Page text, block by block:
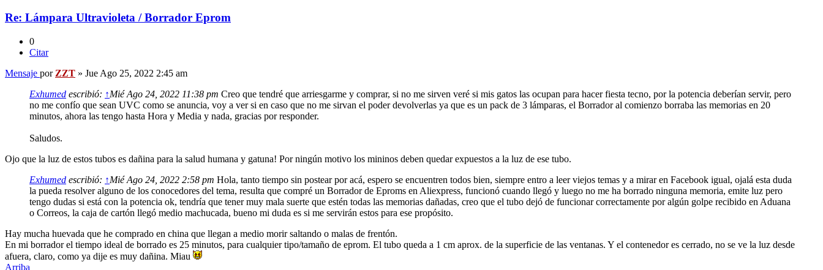
Re: Lámpara Ultravioleta / Borrador Eprom
0
Citar
Mensaje por ZZT » Jue Ago 25, 2022 2:45 am
Exhumed escribió: ↑Mié Ago 24, 2022 11:38 pm Creo que tendré que arriesgarme y comprar, si no me sirven veré si mis gatos las ocupan para hacer fiesta tecno, por la potencia deberían servir, pero
no me confío que sean UVC como se anuncia, voy a ver si en caso que no me sirvan el poder devolverlas ya que es un pack de 3 lámparas, el Borrador al comienzo borraba las memorias en 20
minutos, ahora las tengo hasta Hora y Media y nada, gracias por responder.
Saludos.
Ojo que la luz de estos tubos es dañina para la salud humana y gatuna! Por ningún motivo los mininos deben quedar expuestos a la luz de ese tubo.
Exhumed escribió: ↑Mié Ago 24, 2022 2:58 pm Hola, tanto tiempo sin postear por acá, espero se encuentren todos bien, siempre entro a leer viejos temas y a mirar en Facebook igual, ojalá esta duda
la pueda resolver alguno de los conocedores del tema, resulta que compré un Borrador de Eproms en Aliexpress, funcionó cuando llegó y luego no me ha borrado ninguna memoria, emite luz pero
tengo dudas si está con la potencia ok, tendría que tener muy mala suerte que estén todas las memorias dañadas, creo que el tubo dejó de funcionar correctamente por algún golpe recibido en Aduana
o Correos, la caja de cartón llegó medio machucada, bueno mi duda es si me servirán estos para ese propósito.
Hay mucha huevada que he comprado en china que llegan a medio morir saltando o malas de frentón.
En mi borrador el tiempo ideal de borrado es 25 minutos, para cualquier tipo/tamaño de eprom. El tubo queda a 1 cm aprox. de la superficie de las ventanas. Y el contenedor es cerrado, no se ve la luz desde
afuera, claro, como ya dije es muy dañina. Miau
Arriba